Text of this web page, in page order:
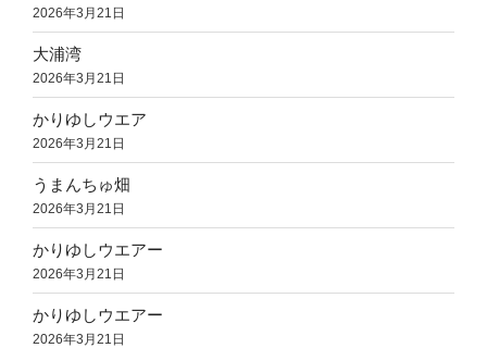
2026年3月21日
大浦湾
2026年3月21日
かりゆしウエア
2026年3月21日
うまんちゅ畑
2026年3月21日
かりゆしウエアー
2026年3月21日
かりゆしウエアー
2026年3月21日